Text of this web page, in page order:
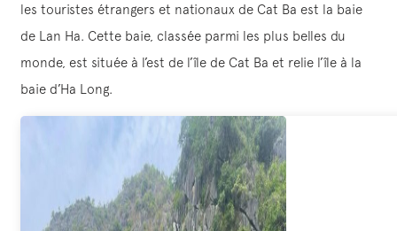
les touristes étrangers et nationaux de Cat Ba est la baie
de Lan Ha. Cette baie, classée parmi les plus belles du
monde, est située à l’est de l’île de Cat Ba et relie l’île à la
baie d’Ha Long.